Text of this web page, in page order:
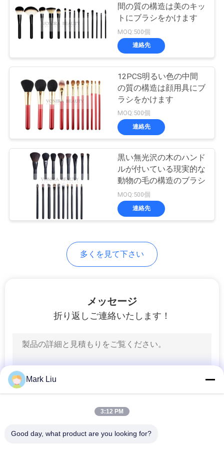
旅行構造のブラシ
セット
構造のブラシのコ
レクション
個々の構造のブラ
ボディー ペイント
のブラシ
間の質の構造は美のキッ
トにブラシをかけます
MOQ:500個
連絡先
12PCS明るい色の中間
の質の構造は顔用具にブ
ラシをかけます
MOQ:500個
連絡先
黒い無光沢の木のハンド
ルが付いている現実的な
動物の毛の構造のブラシ
MOQ:500個
連絡先
多くを見て下さい
メッセージ
折り返しご連絡いたします！
Mark Liu
3:12 PM
Good day, what product are you looking for?